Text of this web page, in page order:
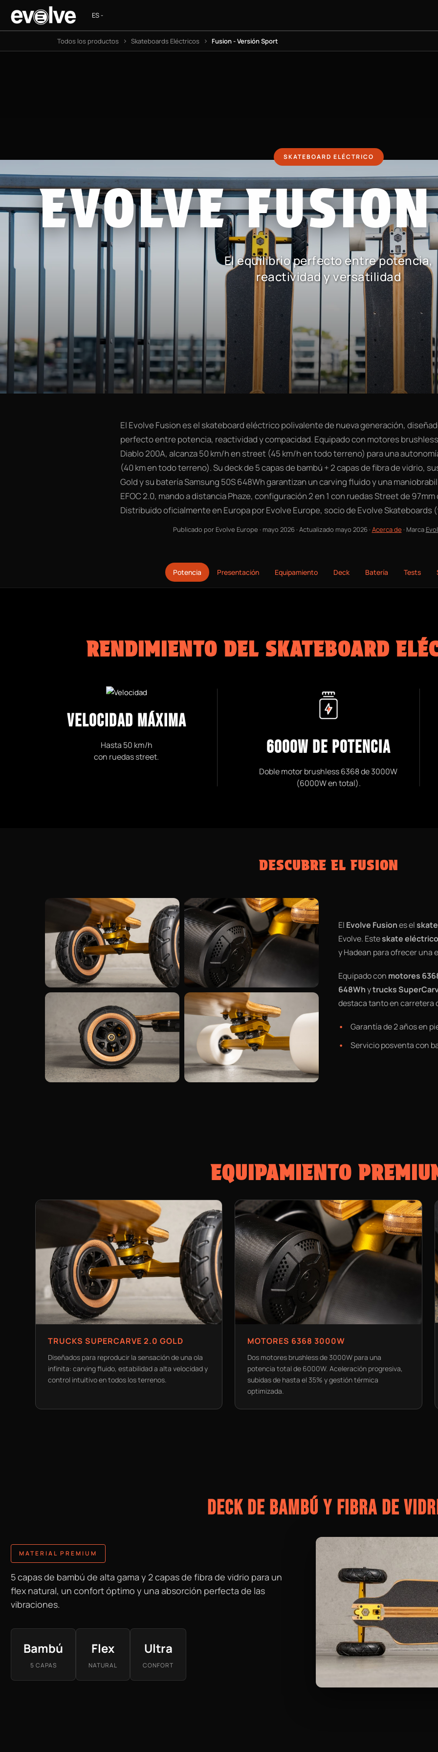
Ir al contenido
Todos los productos Skateboards Eléctricos Fusion - Versión Sport
SKATEBOARD ELÉCTRICO
EVOLVE
El equilibrio perfecto entre potencia,
reactividad y versatilidad
El Evolve Fusion es el skateboard eléctrico polivalente de nueva generación,
perfecto entre potencia, reactividad y compacidad. Equipado con motores
Diablo 200A, alcanza 50 km/h en street (45 km/h en todo terreno) para una
(40 km en todo terreno). Su deck de 5 capas de bambú + 2 capas de fibra de vidrio,
Gold y su batería Samsung 50S 648Wh garantizan un carving fluido y una
EFOC 2.0, mando a distancia Phaze, configuración 2 en 1 con ruedas Street de
Distribuido oficialmente en Europa por Evolve Europe, socio de Evolve Skateboards
Publicado por Evolve Europe · mayo 2026· Actualizado mayo 2026· Acerca de · Marca
Potencia Presentación Equipamiento Deck Batería Tests
RENDIMIENTO DEL SKATEBOARD
VELOCIDAD MÁXIMA
Hasta 50 km/h
con ruedas street.
6000W DE POTENCIA
Doble motor brushless 6368 de 3000W
(6000W en total).
DESCUBRE EL FUSION
El Evolve Fusiones el
Evolve. Esteskate eléctrico
y Hadean para ofrecer una
Equipado con motores
648Whytrucks
destaca tanto en carretera
Garantía de 2 años en
Servicio posventa con
EQUIPAMIENTO
TRUCKS SUPERCARVE 2.0 GOLD
Diseñados para reproducir la sensación de una ola
infinita: carving fluido, estabilidad a alta velocidad y
control intuitivo en todos los terrenos.
MOTORES 6368 3000W
Dos motores brushless de 3000W para una
potencia total de 6000W. Aceleración progresiva,
subidas de hasta el 35% y gestión térmica
optimizada.
DECK DE BAMBÚ Y FIBRA DE
MATERIAL PREMIUM
5 capas de bambú de alta gama y 2 capas de fibra de vidrio para un
flex natural, un confort óptimo y una absorción perfecta de las
vibraciones.
Bambú
5 CAPAS
Flex
NATURAL
Ultra
CONFORT